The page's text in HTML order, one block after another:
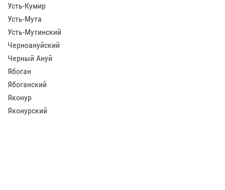
Усть-Кумир
Усть-Мута
Усть-Мутинский
Черноануйский
Черный Ануй
Ябоган
Ябоганский
Яконур
Яконурский